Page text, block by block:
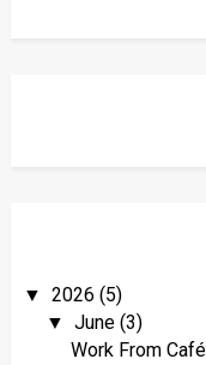
▼ 2026 (5)
▼June(3)
Work From